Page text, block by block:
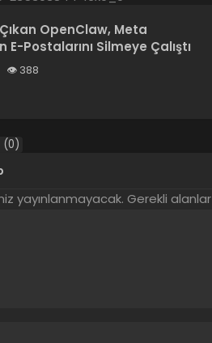
OpenClaw, Meta
Postalarını Silmeye Çalıştı
388
(0)
yayınlanmayacak. Gerekli alanlar